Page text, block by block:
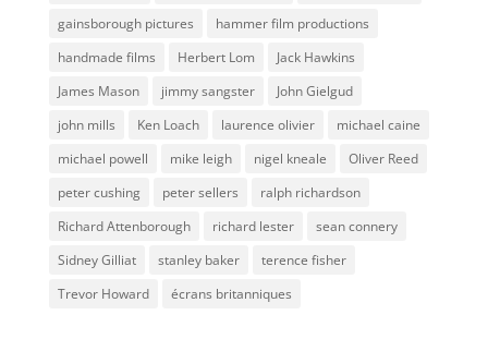
gainsborough pictures
hammer film productions
handmade films
Herbert Lom
Jack Hawkins
James Mason
jimmy sangster
John Gielgud
john mills
Ken Loach laurence olivier
michael caine
michael powell
mike leigh nigel kneale
Oliver Reed
peter cushing
peter sellers
ralph richardson
Richard Attenborough
richard lester
sean connery
Sidney Gilliat
stanley baker
terence fisher
Trevor Howard
écrans britanniques